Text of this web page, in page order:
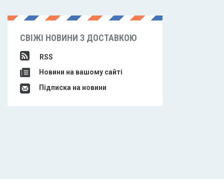
СВІЖІ НОВИНИ З ДОСТАВКОЮ
RSS
Новини на вашому сайті
Підписка на новини